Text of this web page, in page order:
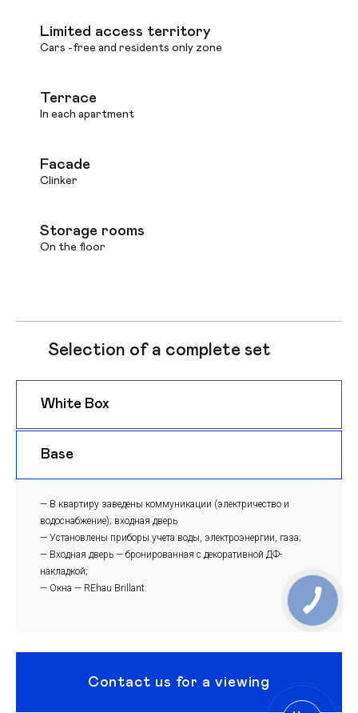
Limited access territory
Cars -free and residents only zone
Terrace
In each apartment
Facade
Clinker
Storage rooms
On the floor
Selection of a complete set
White Box
Base
— В квартиру заведены коммуникации (электричество и
водоснабжение); входная дверь
— Установлены приборы учета воды, электроэнергии, газа;
— Входная дверь — бронированная с декоративной ДФ-
накладкой;
— Окна — REhau Brillant.
Contact us for a viewing